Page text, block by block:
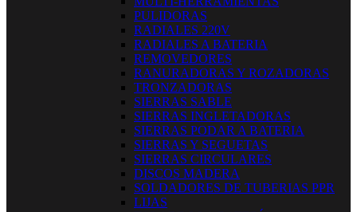
PULIDORAS
RADIALES 220V
RADIALES A BATERIA
REMOVEDORES
RANURADORAS Y ROZADORAS
TRONZADORAS
SIERRAS SABLE
SIERRAS INGLETADORAS
SIERRAS PODAR A BATERIA
SIERRAS Y SEGUETAS
SIERRAS CIRCULARES
DISCOS MADERA
SOLDADORES DE TUBERIAS PPR
LIJAS